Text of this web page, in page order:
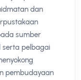
dan
sumber
serta pelbagai
pembudayaan